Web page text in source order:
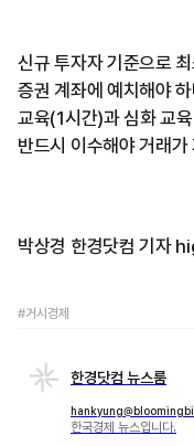
신규 투자자 기준으로
증권 계좌에 예치해야
교육(1시간)과 심화 교
반드시 이수해야 거래가
박상경 한경닷컴 기자
#거시경제
한경닷컴 뉴스룸
한국경제 뉴스입니다.